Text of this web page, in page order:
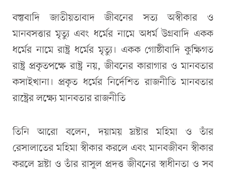
বস্তুবাদি জাতীয়তাবাদ জীবনের সত্য অস্বীকার ও
মানবসত্তার মৃত্যু এবং ধর্মের নামে অধর্ম উগ্রবাদি একক
ধর্মের নামে রাষ্ট্র ধর্মের মৃত্যু। একক গোষ্ঠীবাদি কুক্ষিগত
রাষ্ট্র প্রকৃতপক্ষে রাষ্ট্র নয়, জীবনের কারাগার ও মানবতার
কসাইখানা। প্রকৃত ধর্মের নির্দেশিত রাজনীতি মানবতার
রাষ্ট্রের লক্ষ্যে মানবতার রাজনীতি
তিনি আরো বলেন, দয়াময় স্রষ্টার মহিমা ও তাঁর
রেসালাতের মহিমা স্বীকার করলে এবং মানবজীবন স্বীকার
করলে স্রষ্টা ও তাঁর রাসুল প্রদত্ত জীবনের স্বাধীনতা ও সব